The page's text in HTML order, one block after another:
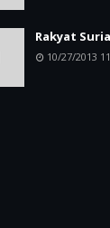
Rakyat
10/27/2013